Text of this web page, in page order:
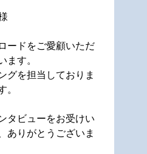
ードをご愛顧いただ
ます。
グを担当しておりま
。
タビューをお受けい
ありがとうございま